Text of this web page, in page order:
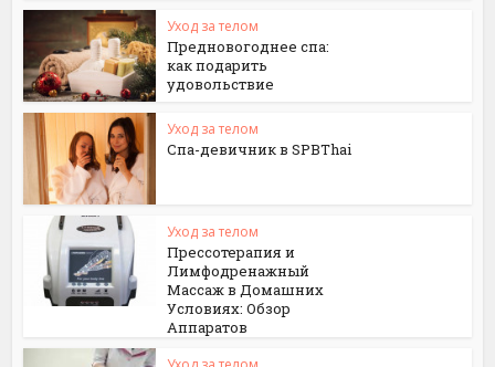
Уход за телом
Предновогоднее спа:
как подарить
удовольствие
Уход за телом
Спа-девичник в SPBThai
Уход за телом
Прессотерапия и
Лимфодренажный
Массаж в Домашних
Условиях: Обзор
Аппаратов